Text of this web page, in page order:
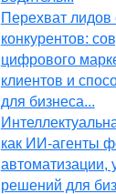
Перехват лидов
конкурентов:
цифрового
клиентов и
для бизнеса...
как ИИ-агенты
решений для